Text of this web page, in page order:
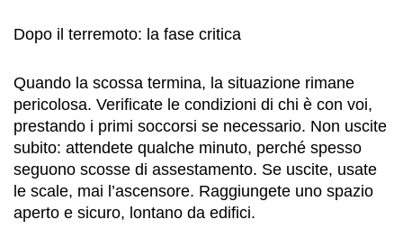
Dopo il terremoto: la fase critica
Quando la scossa termina, la situazione rimane
pericolosa. Verificate le condizioni di chi è con voi,
prestando i primi soccorsi se necessario. Non uscite
subito: attendete qualche minuto, perché spesso
seguono scosse di assestamento. Se uscite, usate
le scale, mai l’ascensore. Raggiungete uno spazio
aperto e sicuro, lontano da edifici.